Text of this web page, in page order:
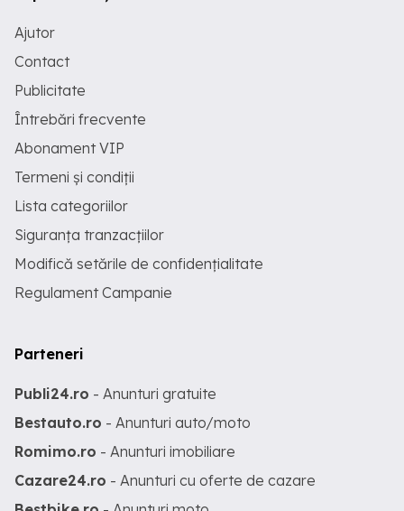
Ajutor
Contact
Publicitate
Întrebări frecvente
Abonament VIP
Termeni și condiții
Lista categoriilor
Siguranța tranzacțiilor
Modifică setările de confidențialitate
Regulament Campanie
Parteneri
Publi24.ro - Anunturi gratuite
Bestauto.ro - Anunturi auto/moto
Romimo.ro - Anunturi imobiliare
Cazare24.ro - Anunturi cu oferte de cazare